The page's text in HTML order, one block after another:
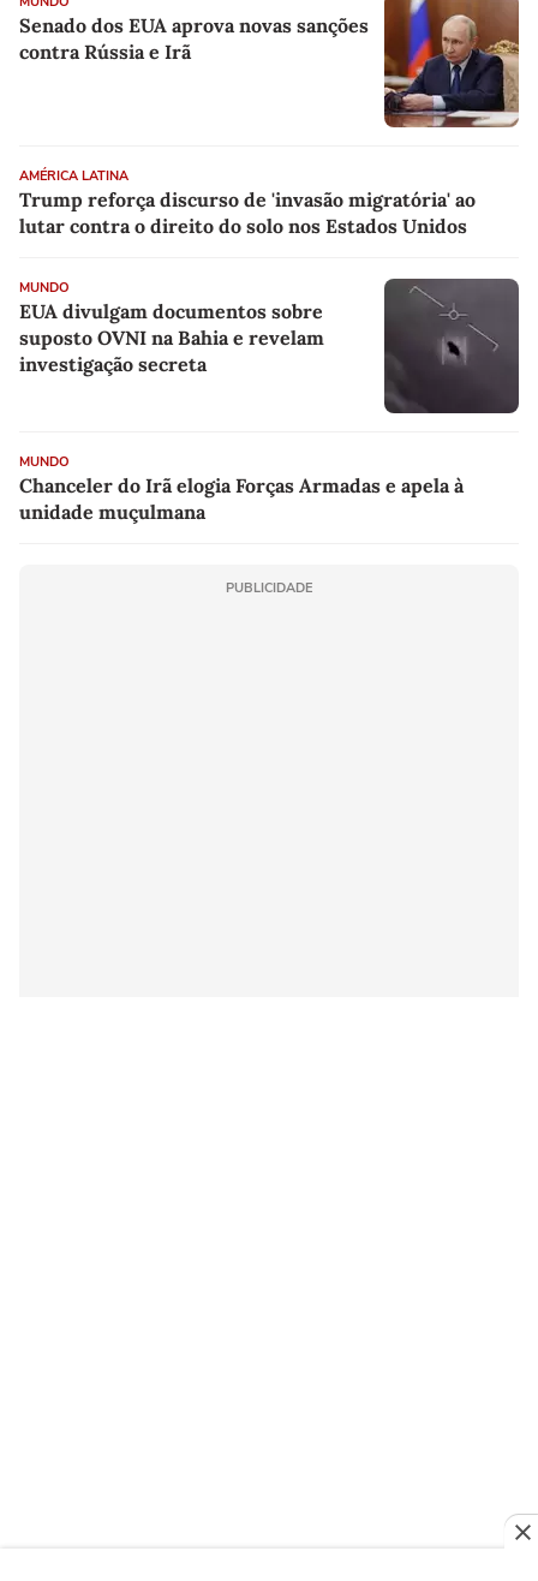
Senado dos EUA aprova novas sanções
contra Rússia e Irã
AMÉRICA LATINA
Trump reforça discurso de 'invasão migratória' ao
lutar contra o direito do solo nos Estados Unidos
MUNDO
EUA divulgam documentos sobre
suposto OVNI na Bahia e revelam
investigação secreta
MUNDO
Chanceler do Irã elogia Forças Armadas e apela à
unidade muçulmana
PUBLICIDADE